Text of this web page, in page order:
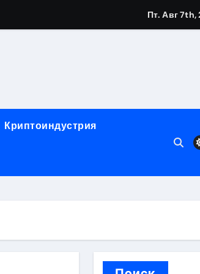
старины
мероприятий и
Пт. Авг 7th,
Криптоиндустрия